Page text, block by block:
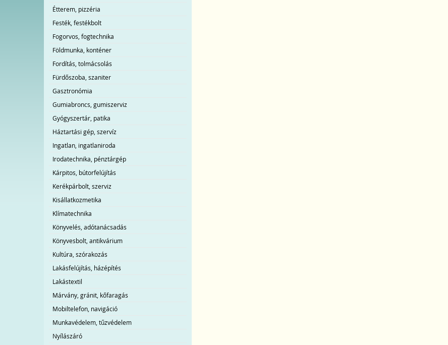
Étterem, pizzéria
Festék, festékbolt
Fogorvos, fogtechnika
Földmunka, konténer
Fordítás, tolmácsolás
Fürdőszoba, szaniter
Gasztronómia
Gumiabroncs, gumiszerviz
Gyógyszertár, patika
Háztartási gép, szervíz
Ingatlan, ingatlaniroda
Irodatechnika, pénztárgép
Kárpitos, bútorfelújítás
Kerékpárbolt, szerviz
Kisállatkozmetika
Klímatechnika
Könyvelés, adótanácsadás
Könyvesbolt, antikvárium
Kultúra, szórakozás
Lakásfelújítás, házépítés
Lakástextil
Márvány, gránit, kőfaragás
Mobiltelefon, navigáció
Munkavédelem, tűzvédelem
Nyílászáró